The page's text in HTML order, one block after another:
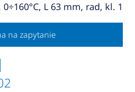
L 63 mm, rad, kl. 1
na zapytanie